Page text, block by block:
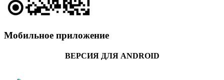
Мобильное приложение
ВЕРСИЯ ДЛЯ ANDROID